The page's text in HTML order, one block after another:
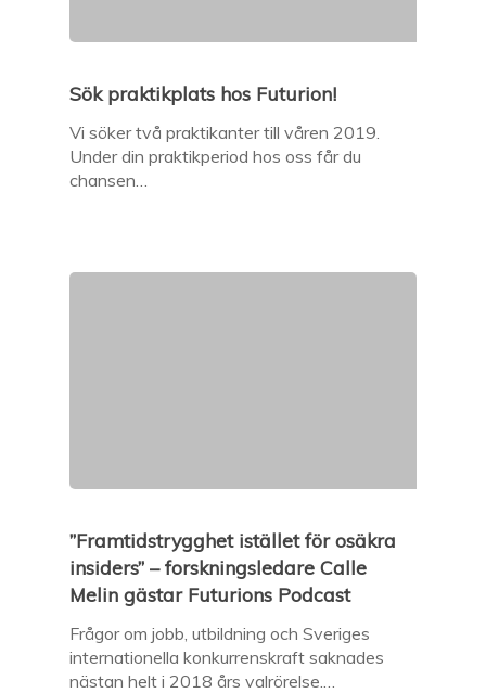
Sök praktikplats hos Futurion!
Vi söker två praktikanter till våren 2019.
Under din praktikperiod hos oss får du
chansen…
”Framtidstrygghet istället för osäkra
insiders” – forskningsledare Calle
Melin gästar Futurions Podcast
Frågor om jobb, utbildning och Sveriges
internationella konkurrenskraft saknades
nästan helt i 2018 års valrörelse.…